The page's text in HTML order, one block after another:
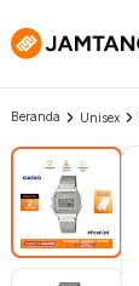
Beranda Unisex